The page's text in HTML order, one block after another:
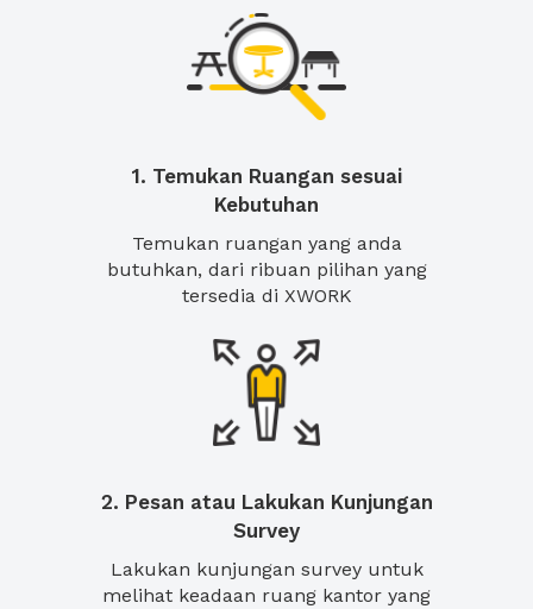
1. Temukan Ruangan sesuai
Kebutuhan
Temukan ruangan yang anda
butuhkan, dari ribuan pilihan yang
tersedia di XWORK
2. Pesan atau Lakukan Kunjungan
Survey
Lakukan kunjungan survey untuk
melihat keadaan ruang kantor yang